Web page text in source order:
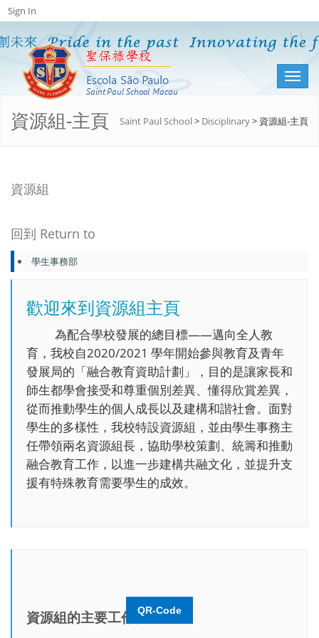
Sign In
Toggle
資源組-主頁 Saint Paul School> Disciplinary> 資源組-主頁
資源組
回到 Return to
學生事務部
歡迎來到資源組主頁
為配合學校發展的總目標――邁向全人教
育，我校自2020/2021 學年開始參與教育及青年
發展局的「融合教育資助計劃」，目的是讓家長和
師生都學會接受和尊重個別差異、懂得欣賞差異，
從而推動學生的個人成長以及建構和諧社會。面對
學生的多樣性，我校特設資源組，並由學生事務主
任帶領兩名資源組長，協助學校策劃、統籌和推動
融合教育工作，以進一步建構共融文化，並提升支
援有特殊教育需要學生的成效。
資源組的主要工作目標：
QR-Code